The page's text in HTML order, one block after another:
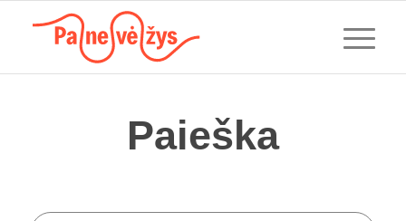
Paieška